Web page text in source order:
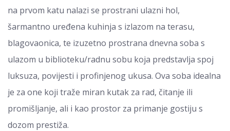
na prvom katu nalazi se prostrani ulazni hol,
šarmantno uređena kuhinja s izlazom na terasu,
blagovaonica, te izuzetno prostrana dnevna soba s
ulazom u biblioteku/radnu sobu koja predstavlja spoj
luksuza, povijesti i profinjenog ukusa. Ova soba idealna
je za one koji traže miran kutak za rad, čitanje ili
promišljanje, ali i kao prostor za primanje gostiju s
dozom prestiža.